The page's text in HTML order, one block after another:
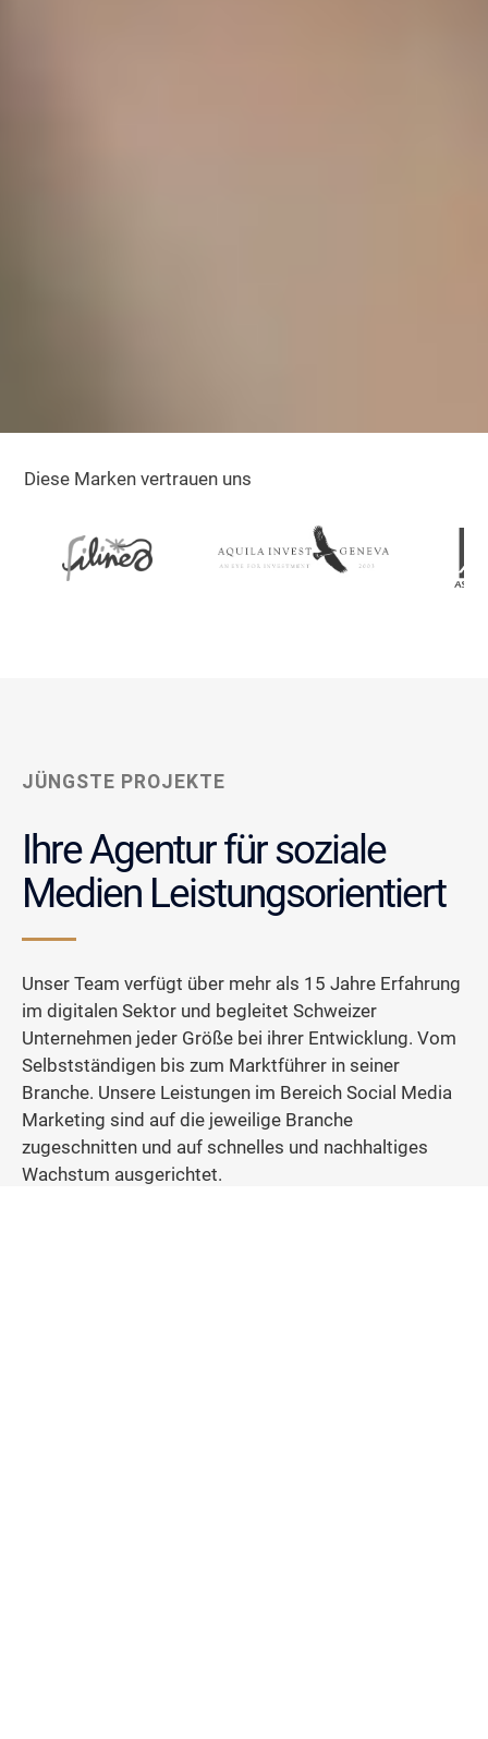
Diese Marken vertrauen uns
JÜNGSTE PROJEKTE
Ihre Agentur für soziale
Medien Leistungsorientiert
Unser Team verfügt über mehr als 15 Jahre Erfahrung
im digitalen Sektor und begleitet Schweizer
Unternehmen jeder Größe bei ihrer Entwicklung. Vom
Selbstständigen bis zum Marktführer in seiner
Branche. Unsere Leistungen im Bereich Social Media
Marketing sind auf die jeweilige Branche
zugeschnitten und auf schnelles und nachhaltiges
Wachstum ausgerichtet.